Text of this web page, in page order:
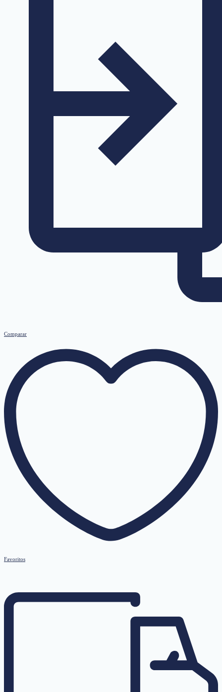
Comparar
Favoritos